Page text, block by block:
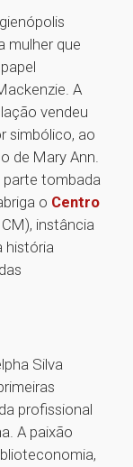
mulher que
A
vendeu
simbólico, ao
de Mary Ann.
parte tombada
o Centro
instância
história
Silva
profissional
A paixão